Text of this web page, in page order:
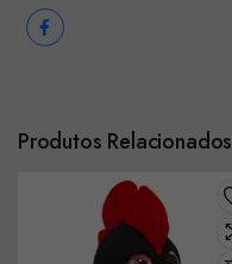
Produtos Relacionados